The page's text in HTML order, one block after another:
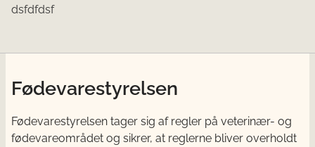
dsfdfdsf
Fødevarestyrelsen
Fødevarestyrelsen tager sig af regler på veterinær- og
fødevareområdet og sikrer, at reglerne bliver overholdt